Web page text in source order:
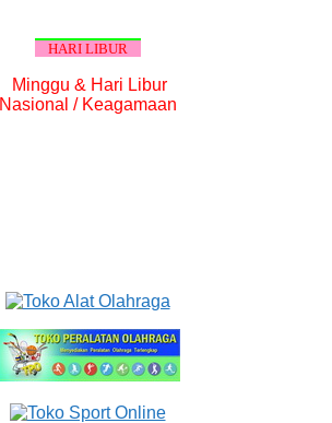
HARI LIBUR
Minggu & Hari Libur
Nasional / Keagamaan